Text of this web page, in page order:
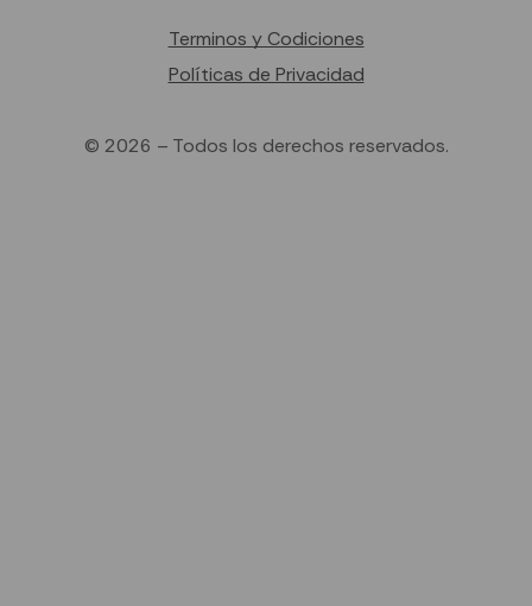
Terminos y Codiciones
Políticas de Privacidad
© 2026 – Todos los derechos reservados.